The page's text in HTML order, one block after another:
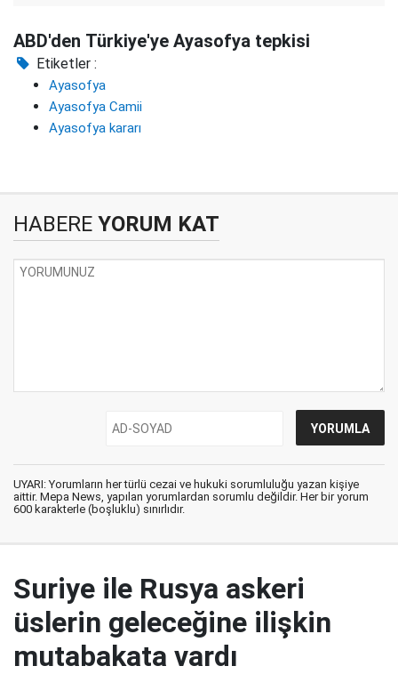
ABD'den Türkiye'ye Ayasofya tepkisi
Etiketler :
Ayasofya
Ayasofya Camii
Ayasofya kararı
HABERE YORUM KAT
UYARI: Yorumların her türlü cezai ve hukuki sorumluluğu yazan kişiye
aittir. Mepa News, yapılan yorumlardan sorumlu değildir. Her bir yorum
600 karakterle (boşluklu) sınırlıdır.
Suriye ile Rusya askeri
üslerin geleceğine ilişkin
mutabakata vardı